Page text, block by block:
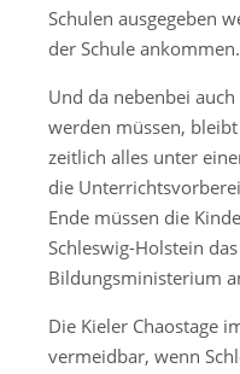
Schulen ausgegeben
der Schule ankommen.
Und da nebenbei
werden müssen,
zeitlich alles unter
die
Ende müssen die
Schleswig-Holstein
Bildungsministerium
Die Kieler Chaostage
vermeidbar, wenn